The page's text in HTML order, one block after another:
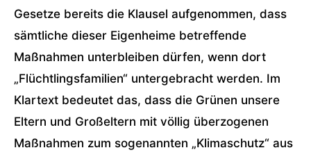
Gesetze bereits die Klausel aufgenommen, dass
sämtliche dieser Eigenheime betreffende
Maßnahmen unterbleiben dürfen, wenn dort
„Flüchtlingsfamilien“ untergebracht werden. Im
Klartext bedeutet das, dass die Grünen unsere
Eltern und Großeltern mit völlig überzogenen
Maßnahmen zum sogenannten „Klimaschutz“ aus